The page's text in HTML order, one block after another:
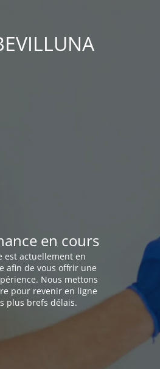
en cours
est actuellement en
afin de vous offrir une
Nous mettons
pour revenir en ligne
plus brefs délais.